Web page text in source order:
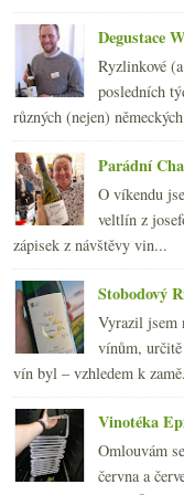
►2009(249)
2008 (270)
►2007(108)
Degustace
Ryzlinkové
posledních
různých (nejen)
Parádní
O víkendu
veltlín z
zápisek z návštěvy vin...
Stobodový
Vyrazil jsem
vínům, určitě
vín byl – vzhledem k
Vinotéka
Omlouvám
června a